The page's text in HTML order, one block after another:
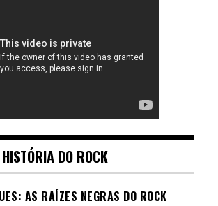
HISTÓRIA DO ROCK
AS RAÍZES NEGRAS DO ROCK